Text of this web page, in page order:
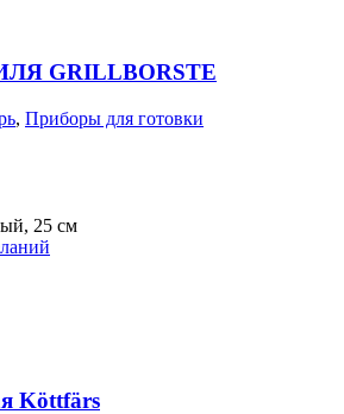
GRILLBORSTE
, Приборы для готовки
25 см
Köttfärs